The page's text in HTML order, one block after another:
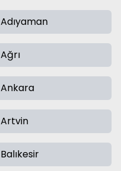
Adıyaman
Ağrı
Ankara
Artvin
Balıkesir